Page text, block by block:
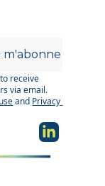
m'abonne
receive
via email.
and Privacy